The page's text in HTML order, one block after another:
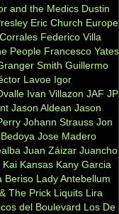
and the Medics Dustin
Eric Church Europe
Federico Villa
People Francesco Yates
Smith Guillermo
Lavoe Igor
Ivan Villazon JAF JP
Jason Aldean Jason
Johann Strauss Jon
Jose Madero
Juan Záizar Juancho
Kai Kansas Kany Garcia
Beriso Lady Antebellum
The Prick Liquits Lira
del Boulevard Los De